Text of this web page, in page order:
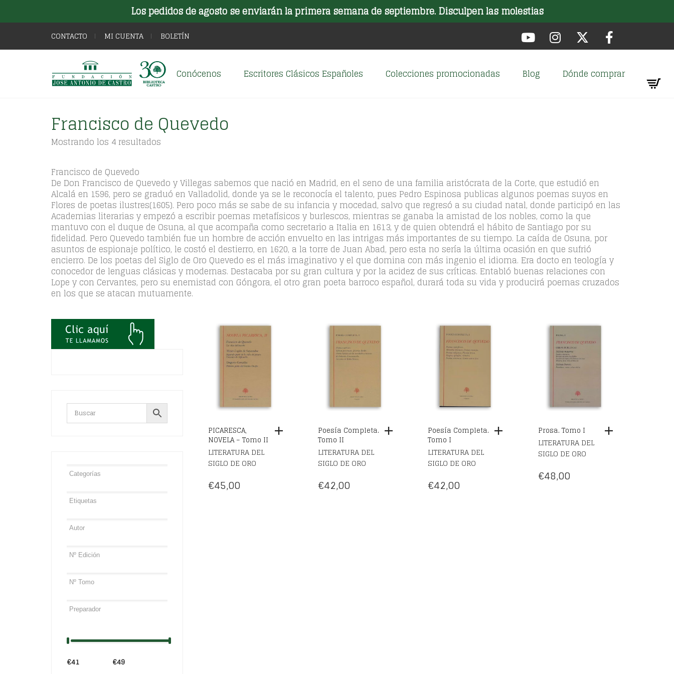
Los pedidos de agosto se enviarán la primera semana de septiembre. Disculpen las molestias
CONTACTO MI CUENTA BOLETÍN
Conócenos Escritores Clásicos Españoles Colecciones promocionadas Blog Dónde comprar
Francisco de Quevedo
Mostrando los 4 resultados
Francisco de Quevedo
De Don Francisco de Quevedo y Villegas sabemos que nació en Madrid, en el seno de una familia aristócrata de la Corte, que estudió en
Alcalá en 1596, pero se graduó en Valladolid, donde ya se le reconocía el talento, pues Pedro Espinosa publicas algunos poemas suyos en
Flores de poetas ilustres(1605). Pero poco más se sabe de su infancia y mocedad, salvo que regresó a su ciudad natal, donde participó en las
Academias literarias y empezó a escribir poemas metafísicos y burlescos, mientras se ganaba la amistad de los nobles, como la que
mantuvo con el duque de Osuna, al que acompaña como secretario a Italia en 1613, y de quien obtendrá el hábito de Santiago por su
fidelidad. Pero Quevedo también fue un hombre de acción envuelto en las intrigas más importantes de su tiempo. La caída de Osuna, por
asuntos de espionaje político, le costó el destierro, en 1620, a la torre de Juan Abad, pero esta no sería la última ocasión en que sufrió
encierro. De los poetas del Siglo de Oro Quevedo es el más imaginativo y el que domina con más ingenio el idioma. Era docto en teología y
conocedor de lenguas clásicas y modernas. Destacaba por su gran cultura y por la acidez de sus críticas. Entabló buenas relaciones con
Lope y con Cervantes, pero su enemistad con Góngora, el otro gran poeta barroco español, durará toda su vida y producirá poemas cruzados
en los que se atacan mutuamente.
PICARESCA,
NOVELA – Tomo II
LITERATURA DEL
SIGLO DE ORO
€45,00
Poesía Completa.
Tomo II
LITERATURA DEL
SIGLO DE ORO
€42,00
Poesía Completa.
Tomo I
LITERATURA DEL
SIGLO DE ORO
€42,00
Prosa. Tomo I
LITERATURA DEL
SIGLO DE ORO
€48,00
€41 €49